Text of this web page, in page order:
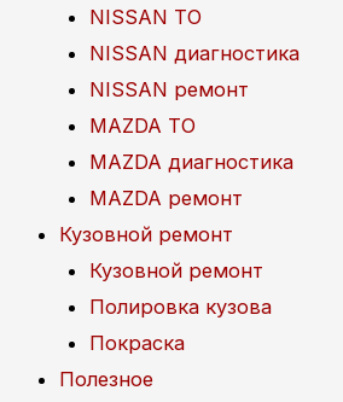
NISSAN ТО
NISSAN диагностика
NISSAN ремонт
MAZDA ТО
MAZDA диагностика
MAZDA ремонт
Кузовной ремонт
Кузовной ремонт
Полировка кузова
Покраска
Полезное